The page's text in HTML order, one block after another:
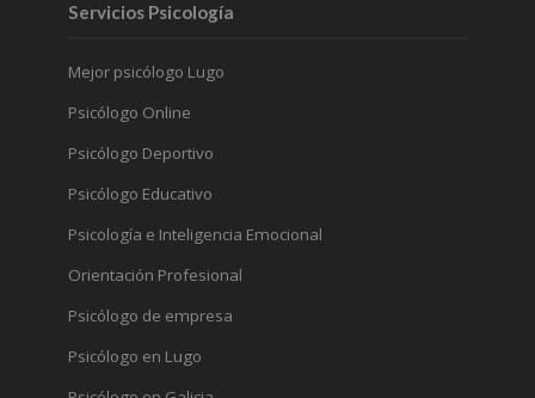
Servicios Psicología
Mejor psicólogo Lugo
Psicólogo Online
Psicólogo Deportivo
Psicólogo Educativo
Psicología e Inteligencia Emocional
Orientación Profesional
Psicólogo de empresa
Psicólogo en Lugo